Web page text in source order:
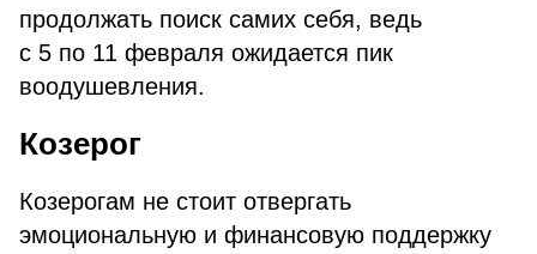
продолжать поиск самих себя, ведь
с 5 по 11 февраля ожидается пик
воодушевления.
Козерог
Козерогам не стоит отвергать
эмоциональную и финансовую поддержку